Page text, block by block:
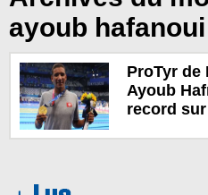
ayoub hafanoui
ProTyr de
Ayoub
record